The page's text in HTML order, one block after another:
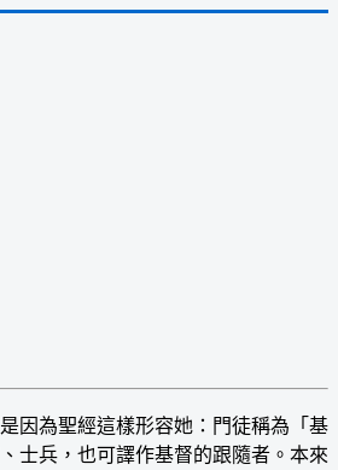
因為聖經這樣形容她：門徒稱為「基
士兵，也可譯作基督的跟隨者。本來